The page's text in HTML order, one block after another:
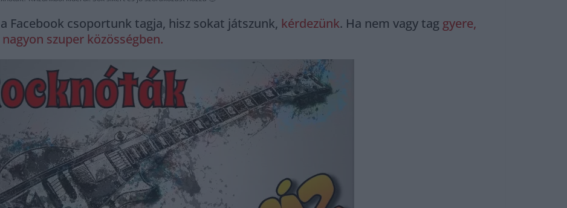
Facebook csoportunk tagja, hisz sokat játszunk, kérdezünk. Ha nem vagy tag gyere,
szuper közösségben.